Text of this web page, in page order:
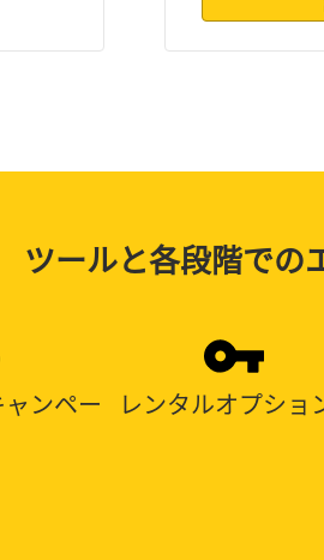
ツールと各段階での
ンペー レンタルオプショ